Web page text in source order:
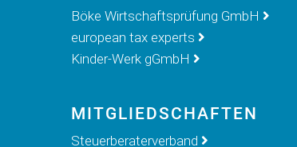
Böke Wirtschaftsprüfung GmbH
european tax experts
Kinder-Werk gGmbH
MITGLIED­SCHAFTEN
Steuerberaterverband